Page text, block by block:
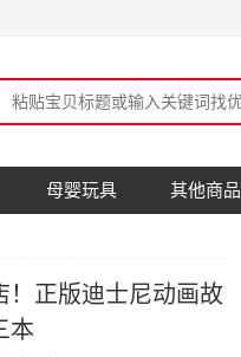
母婴玩具 其他商品
！正版迪士尼动画故
本